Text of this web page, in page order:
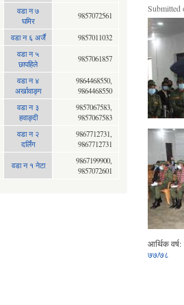
वडा न ७
घमिर
9857072561
वडा न ६ अर्जै
9857011032
वडा न ५
छापहिले
9857061857
वडा न‍ ४
अर्खावाङ्ग
9864468550,
9864468550
वडा न ३
हवाङ्दी
9857067583,
9857067583
वडा न २
दर्लिंग
9867712731,
9867712731
वडा न १ नेटा
9867199900,
9857072601
Submitted
आर्थिक वर्ष:
७७/७८